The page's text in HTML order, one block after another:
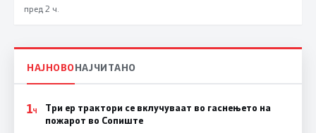
пред 2 ч.
НАЈНОВОНАЈЧИТАНО
1Ч
Три ер трактори се вклучуваат во гаснењето на
пожарот во Сопиште